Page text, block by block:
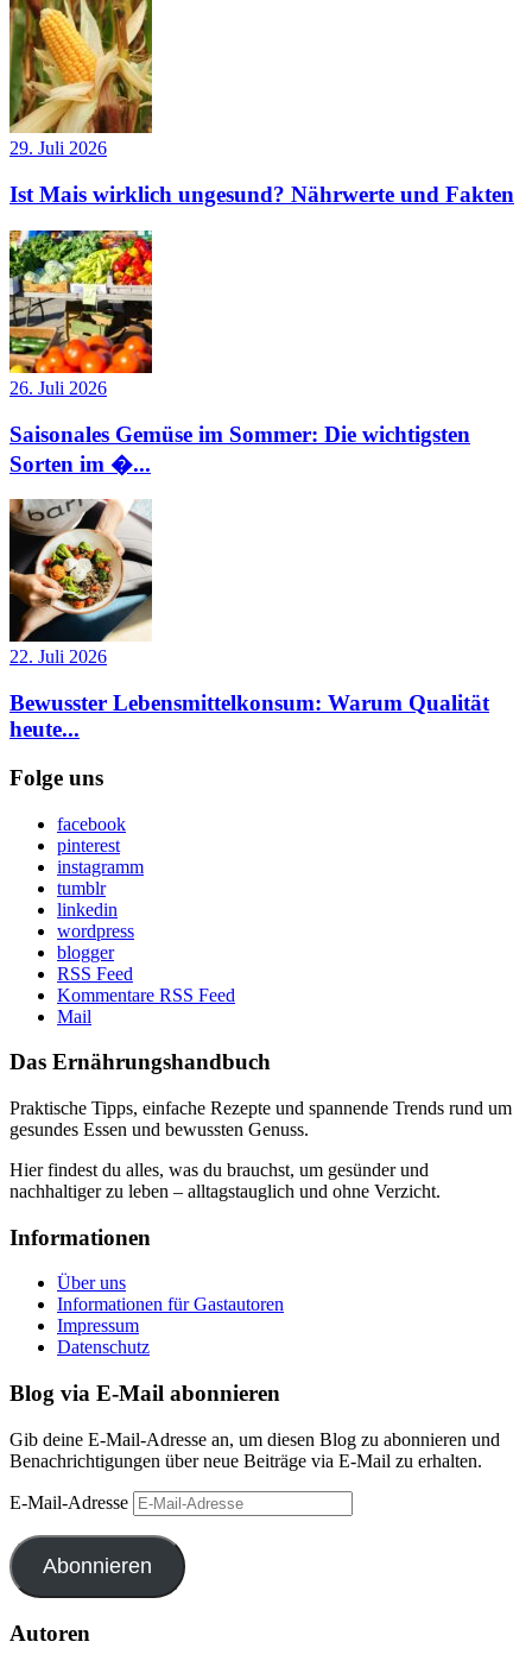
29. Juli 2026
Ist Mais wirklich ungesund? Nährwerte und Fakten
26. Juli 2026
Saisonales Gemüse im Sommer: Die wichtigsten
Sorten im �...
22. Juli 2026
Bewusster Lebensmittelkonsum: Warum Qualität
heute...
Folge uns
facebook
pinterest
instagramm
tumblr
linkedin
wordpress
blogger
RSS Feed
Kommentare RSS Feed
Mail
Das Ernährungshandbuch
Praktische Tipps, einfache Rezepte und spannende Trends rund um
gesundes Essen und bewussten Genuss.
Hier findest du alles, was du brauchst, um gesünder und
nachhaltiger zu leben – alltagstauglich und ohne Verzicht.
Informationen
Über uns
Informationen für Gastautoren
Impressum
Datenschutz
Blog via E-Mail abonnieren
Gib deine E-Mail-Adresse an, um diesen Blog zu abonnieren und
Benachrichtigungen über neue Beiträge via E-Mail zu erhalten.
E-Mail-Adresse
Abonnieren
Autoren